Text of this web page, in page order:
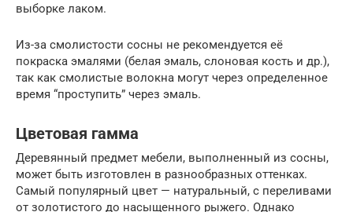
выборке лаком.
Из-за смолистости сосны не рекомендуется её
покраска эмалями (белая эмаль, слоновая кость и др.),
так как смолистые волокна могут через определенное
время “проступить” через эмаль.
Цветовая гамма
Деревянный предмет мебели, выполненный из сосны,
может быть изготовлен в разнообразных оттенках.
Самый популярный цвет — натуральный, с переливами
от золотистого до насыщенного рыжего. Однако